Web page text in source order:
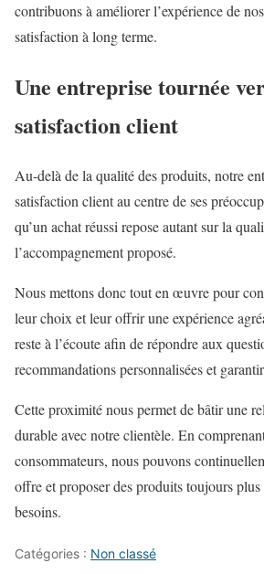
contribuons à améliorer l’expérience de
satisfaction à long terme.
Une entreprise tournée
satisfaction client
Au-delà de la qualité des produits, notre
satisfaction client au centre de ses
qu’un achat réussi repose autant sur la
l’accompagnement proposé.
Nous mettons donc tout en œuvre pour
leur choix et leur offrir une expérience
reste à l’écoute afin de répondre aux
recommandations personnalisées et
Cette proximité nous permet de bâtir une
durable avec notre clientèle. En
consommateurs, nous pouvons
offre et proposer des produits toujours plus
besoins.
Catégories : Non classé